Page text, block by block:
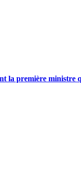
la première ministre